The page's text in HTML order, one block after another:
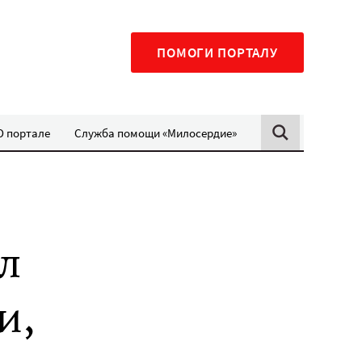
ПОМОГИ ПОРТАЛУ
портале Служба помощи «Милосердие»